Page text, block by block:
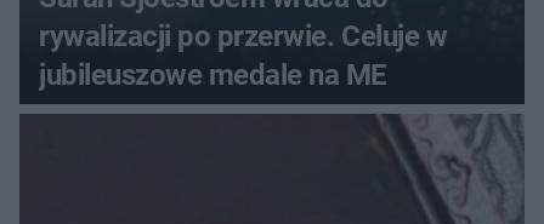
rywalizacji po przerwie. Celuje w
jubileuszowe medale na ME